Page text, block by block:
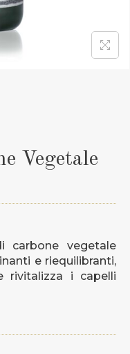
Vegetale
carbone vegetale
e riequilibranti,
rivitalizza i capelli